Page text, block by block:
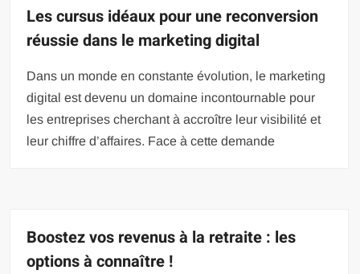
Les cursus idéaux pour une reconversion
réussie dans le marketing digital
Dans un monde en constante évolution, le marketing
digital est devenu un domaine incontournable pour
les entreprises cherchant à accroître leur visibilité et
leur chiffre d’affaires. Face à cette demande
Boostez vos revenus à la retraite : les
options à connaître !